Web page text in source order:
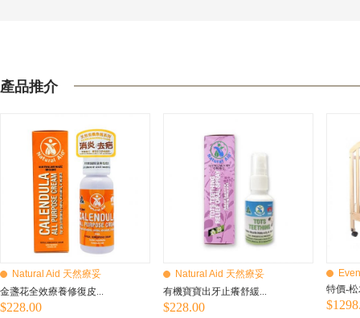
產品推介
Natural Aid 天然療妥
金盞花全效療養修復皮...
$228.00
Natural Aid 天然療妥
有機寶寶出牙止癢舒緩...
$228.00
特價-